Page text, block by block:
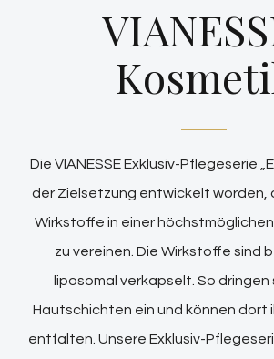
Die VIANESSE Exklusiv-Pflegeserie
der Zielsetzung entwickelt worden,
Wirkstoffe in einer
zu vereinen. Die Wirkstoffe sind
liposomal verkapselt. So dringen
Hautschichten ein und können dort
entfalten. Unsere Exklusiv-